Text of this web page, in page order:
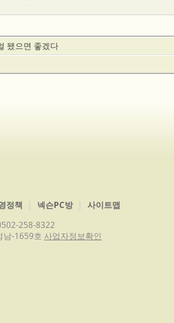
됐으면 좋겠다
정책 넥슨PC방
사이트맵
258-8322
남-1659호 사업자정보확인